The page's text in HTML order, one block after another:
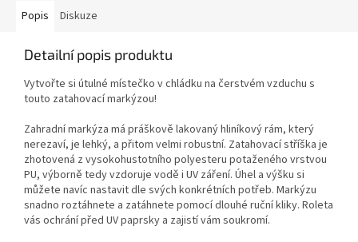
Popis Diskuze
Detailní popis produktu
Vytvořte si útulné místečko v chládku na čerstvém vzduchu s
touto zatahovací markýzou!
Zahradní markýza má práškově lakovaný hliníkový rám, který
nerezaví, je lehký, a přitom velmi robustní. Zatahovací stříška je
zhotovená z vysokohustotního polyesteru potaženého vrstvou
PU, výborně tedy vzdoruje vodě i UV záření. Úhel a výšku si
můžete navíc nastavit dle svých konkrétních potřeb. Markýzu
snadno roztáhnete a zatáhnete pomocí dlouhé ruční kliky. Roleta
vás ochrání před UV paprsky a zajistí vám soukromí.